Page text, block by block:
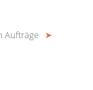
Aufträge ➤